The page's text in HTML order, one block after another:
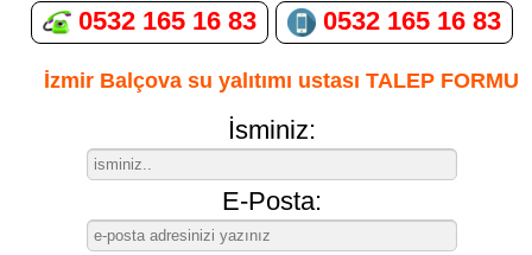
0532 165 16 83
0532 165 16 83
İzmir Balçova su yalıtımı ustası TALEP FORMU
İsminiz:
E-Posta: